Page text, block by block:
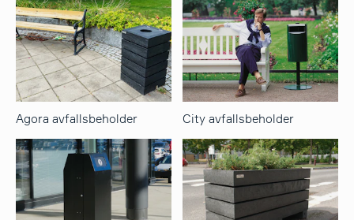
Agora avfallsbeholder City avfallsbeholder